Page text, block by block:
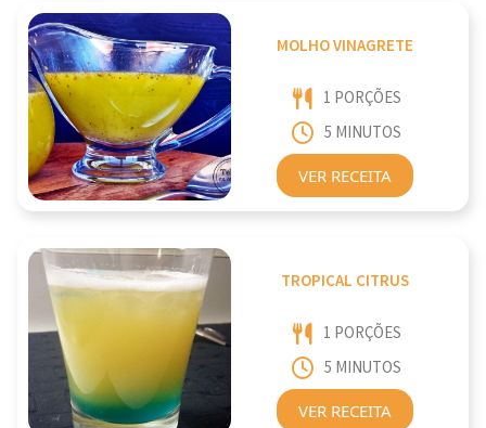
MOLHO VINAGRETE
1 PORÇÕES
5 MINUTOS
VER RECEITA
TROPICAL CITRUS
1 PORÇÕES
5 MINUTOS
VER RECEITA